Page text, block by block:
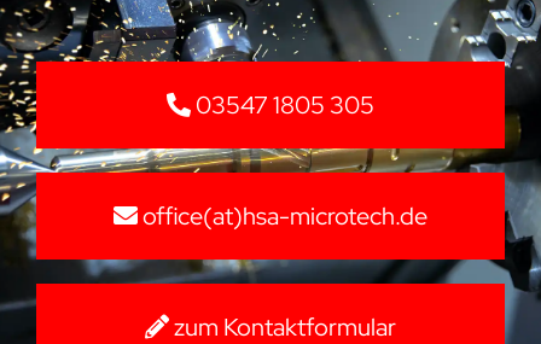
03547 1805 305
office(at)hsa-microtech.de
zum Kontaktformular